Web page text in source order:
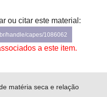
ou citar este material:
handle/capes/1086062
a este item.
matéria seca e relação